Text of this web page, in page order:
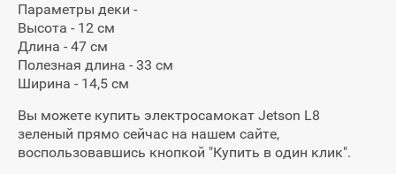
Параметры деки -
Высота - 12 см
Длина - 47 см
Полезная длина - 33 см
Ширина - 14,5 см
Вы можете купить электросамокат Jetson L8
зеленый прямо сейчас на нашем сайте,
воспользовавшись кнопкой "Купить в один клик".